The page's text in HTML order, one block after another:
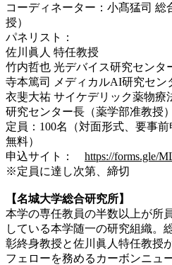
コーディネーター：小髙猛司 総
授）
パネリスト：
佐川眞人 特任教授
竹内哲也 光デバイス研究センタ
寺本篤司 メディカルAI研究セン
衣斐大祐 サイケデリック薬物療
研究センター長（薬学部准教授）
定員：100名（対面形式、要事
無料）
申込サイト： https://forms.gle/
※定員に達し次第、締切
【名城大学総合研究所】
本学の専任教員の半数以上が所
している本学随一の研究組織。
彰終身教授と佐川眞人特任教授
フェローを務めるカーボンニュ